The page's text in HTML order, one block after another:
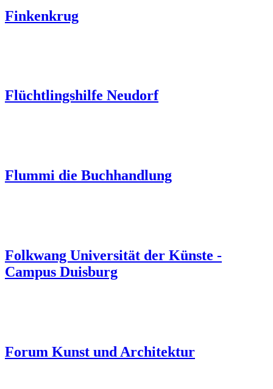
Finkenkrug
Flüchtlingshilfe Neudorf
Flummi die Buchhandlung
Folkwang Universität der Künste -
Campus Duisburg
Forum Kunst und Architektur